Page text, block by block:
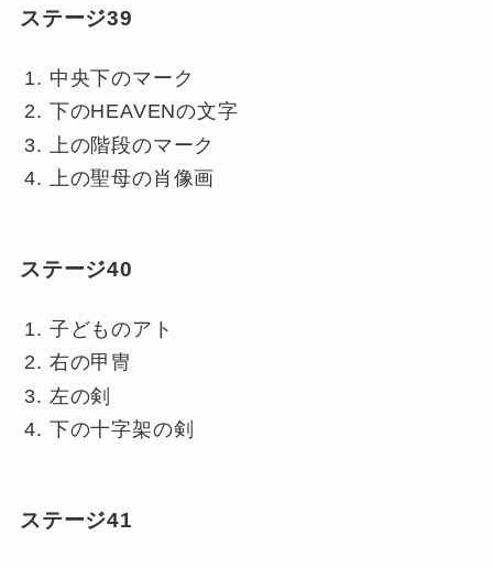
ステージ39
中央下のマーク
下のHEAVENの文字
上の階段のマーク
上の聖母の肖像画
ステージ40
子どものアト
右の甲冑
左の剣
下の十字架の剣
ステージ41